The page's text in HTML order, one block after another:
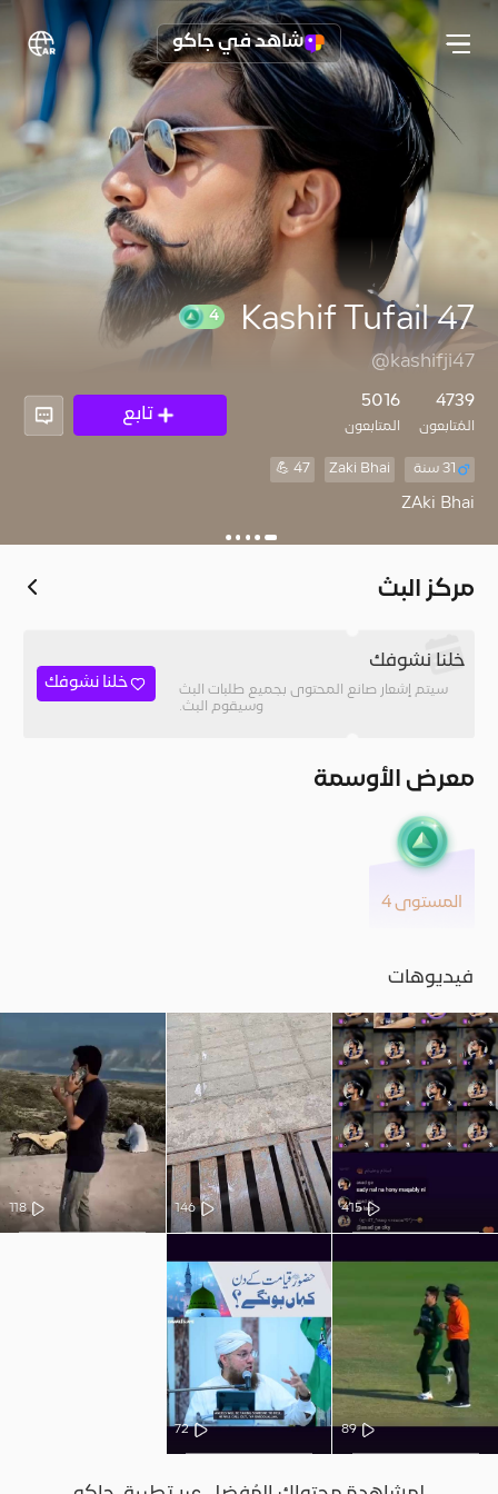
شاهد في جاكو
Kashif Tufail 47
@kashifji47
4739
المُتابعون
5016
المتابعون
تابع
31 سنة Zaki Bhai
47 💪
ZAki Bhai
مركز البث
خلنا نشوفك
سيتم إشعار صانع المحتوى بجميع طلبات البث
وسيقوم البث.
خلنا نشوفك
معرض الأوسمة
المستوى 4
فيديوهات
415
146
118
89
72